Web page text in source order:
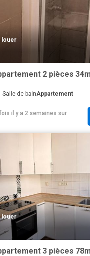
louer
Salle de bainAppartement
il y a 2 semaines sur
louer